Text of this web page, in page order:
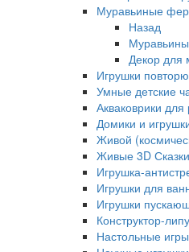
Муравьиные
Назад
Декор для
Игрушки
Умные детские
Акваковрики для
Домики и
Живой
Живые 3D
Игрушка-
Игрушки для
Игрушки
Конструктор-
Настольные